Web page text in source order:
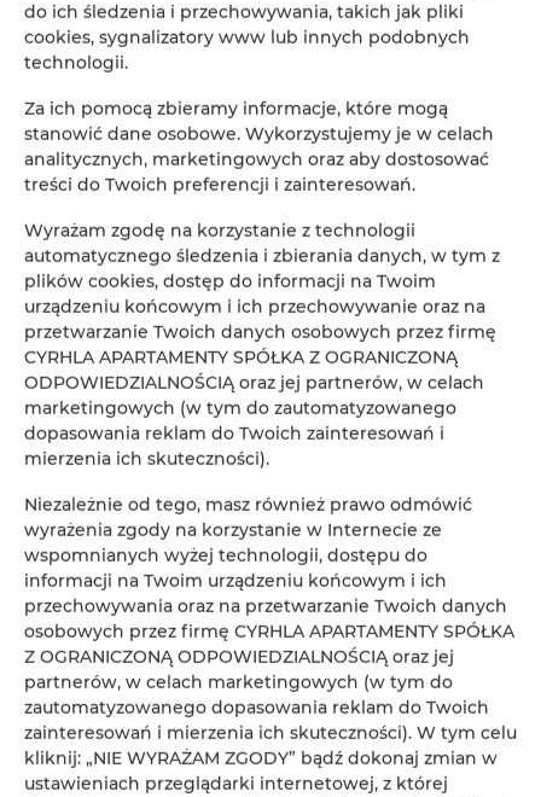
do ich śledzenia i przechowywania, takich jak pliki
cookies, sygnalizatory www lub innych podobnych
technologii.
Za ich pomocą zbieramy informacje, które mogą
stanowić dane osobowe. Wykorzystujemy je w celach
analitycznych, marketingowych oraz aby dostosować
treści do Twoich preferencji i zainteresowań.
Wyrażam zgodę na korzystanie z technologii
automatycznego śledzenia i zbierania danych, w tym z
plików cookies, dostęp do informacji na Twoim
urządzeniu końcowym i ich przechowywanie oraz na
przetwarzanie Twoich danych osobowych przez firmę
CYRHLA APARTAMENTY SPÓŁKA Z OGRANICZONĄ
ODPOWIEDZIALNOŚCIĄ oraz jej partnerów, w celach
marketingowych (w tym do zautomatyzowanego
dopasowania reklam do Twoich zainteresowań i
mierzenia ich skuteczności).
Niezależnie od tego, masz również prawo odmówić
wyrażenia zgody na korzystanie w Internecie ze
wspomnianych wyżej technologii, dostępu do
informacji na Twoim urządzeniu końcowym i ich
przechowywania oraz na przetwarzanie Twoich danych
osobowych przez firmę CYRHLA APARTAMENTY SPÓŁKA
Z OGRANICZONĄ ODPOWIEDZIALNOŚCIĄ oraz jej
partnerów, w celach marketingowych (w tym do
zautomatyzowanego dopasowania reklam do Twoich
zainteresowań i mierzenia ich skuteczności). W tym celu
kliknij: „NIE WYRAŻAM ZGODY” bądź dokonaj zmian w
ustawieniach przeglądarki internetowej, z której